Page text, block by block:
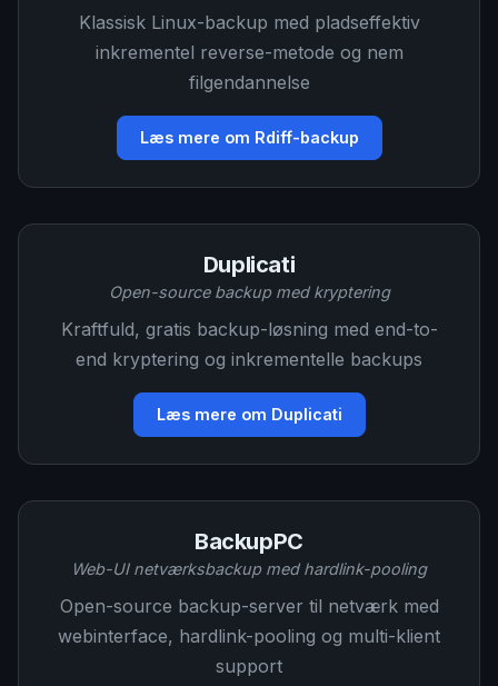
Klassisk Linux-backup med pladseffektiv
inkrementel reverse-metode og nem
filgendannelse
Læs mere om Rdiff-backup
Duplicati
Open-source backup med kryptering
Kraftfuld, gratis backup-løsning med end-to-
end kryptering og inkrementelle backups
Læs mere om Duplicati
BackupPC
Web-UI netværksbackup med hardlink-pooling
Open-source backup-server til netværk med
webinterface, hardlink-pooling og multi-klient
support